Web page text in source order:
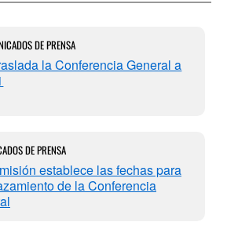
DE PRENSA
la Conferencia General a
DE PRENSA
establece las fechas para
de la Conferencia